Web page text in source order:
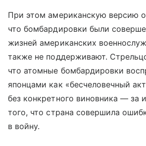
При этом американскую версию
что бомбардировки были
жизней американских
также не поддерживают.
что атомные бомбардировки
японцами как «бесчеловечный
без конкретного виновника — за
того, что страна совершила
в войну.